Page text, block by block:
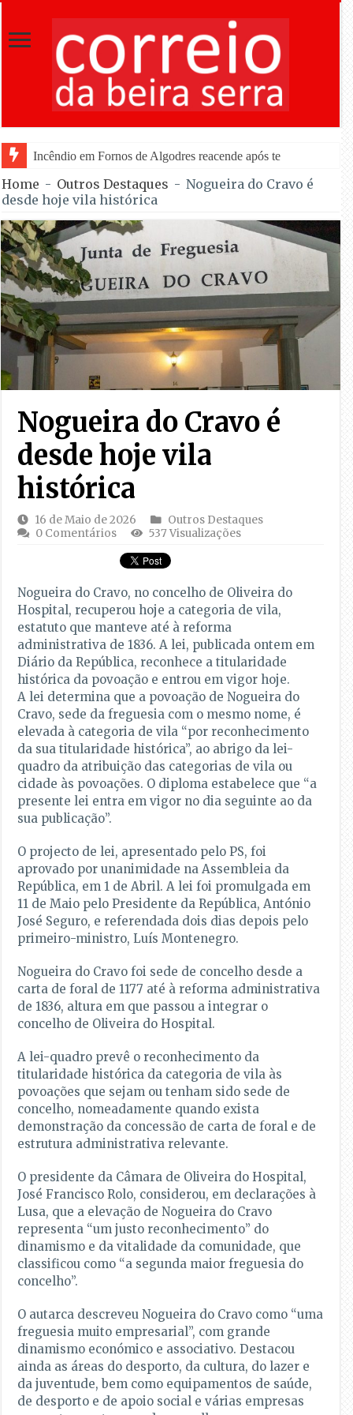
Incêndio em Fornos de Algodres reacende após ter entrado em
Home - Outros Destaques - Nogueira do Cravo é
desde hoje vila histórica
Nogueira do Cravo é
desde hoje vila
histórica
16 de Maio de 2026
Outros Destaques
0 Comentários
537 Visualizações
Nogueira do Cravo, no concelho de Oliveira do
Hospital, recuperou hoje a categoria de vila,
estatuto que manteve até à reforma
administrativa de 1836. A lei, publicada ontem em
Diário da República, reconhece a titularidade
histórica da povoação e entrou em vigor hoje.
A lei determina que a povoação de Nogueira do
Cravo, sede da freguesia com o mesmo nome, é
elevada à categoria de vila “por reconhecimento
da sua titularidade histórica”, ao abrigo da lei-
quadro da atribuição das categorias de vila ou
cidade às povoações. O diploma estabelece que “a
presente lei entra em vigor no dia seguinte ao da
sua publicação”.
O projecto de lei, apresentado pelo PS, foi
aprovado por unanimidade na Assembleia da
República, em 1 de Abril. A lei foi promulgada em
11 de Maio pelo Presidente da República, António
José Seguro, e referendada dois dias depois pelo
primeiro-ministro, Luís Montenegro.
Nogueira do Cravo foi sede de concelho desde a
carta de foral de 1177 até à reforma administrativa
de 1836, altura em que passou a integrar o
concelho de Oliveira do Hospital.
A lei-quadro prevê o reconhecimento da
titularidade histórica da categoria de vila às
povoações que sejam ou tenham sido sede de
concelho, nomeadamente quando exista
demonstração da concessão de carta de foral e de
estrutura administrativa relevante.
O presidente da Câmara de Oliveira do Hospital,
José Francisco Rolo, considerou, em declarações à
Lusa, que a elevação de Nogueira do Cravo
representa “um justo reconhecimento” do
dinamismo e da vitalidade da comunidade, que
classificou como “a segunda maior freguesia do
concelho”.
O autarca descreveu Nogueira do Cravo como “uma
freguesia muito empresarial”, com grande
dinamismo económico e associativo. Destacou
ainda as áreas do desporto, da cultura, do lazer e
da juventude, bem como equipamentos de saúde,
de desporto e de apoio social e várias empresas